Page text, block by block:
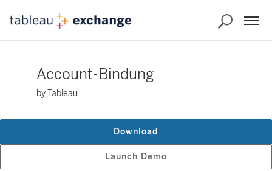
Account-Bindung
by Tableau
Launch Demo
Download